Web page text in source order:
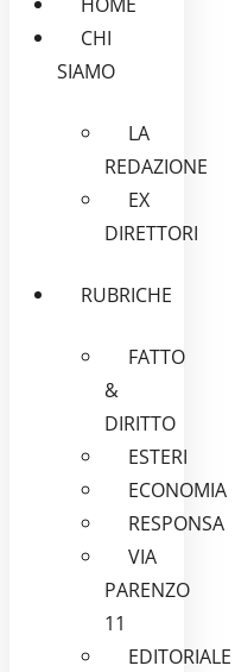
HOME
CHI
SIAMO
LA
REDAZIONE
EX
DIRETTORI
RUBRICHE
FATTO
&
DIRITTO
ESTERI
ECONOMIA
RESPONSA
VIA
PARENZO
11
EDITORIALE